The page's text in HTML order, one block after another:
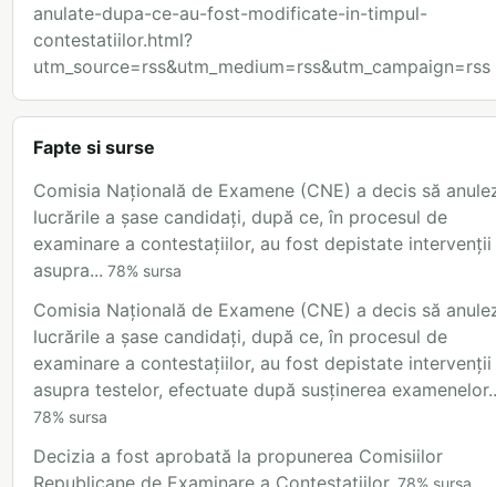
anulate-dupa-ce-au-fost-modificate-in-timpul-
contestatiilor.html?
utm_source=rss&utm_medium=rss&utm_campaign=rss
Fapte si surse
Comisia Națională de Examene (CNE) a decis să
lucrările a șase candidați, după ce, în procesul de
examinare a contestațiilor, au fost depistate intervenții
asupra... 78% sursa
Comisia Națională de Examene (CNE) a decis să
lucrările a șase candidați, după ce, în procesul de
examinare a contestațiilor, au fost depistate intervenții
asupra testelor, efectuate după susținerea
78% sursa
Decizia a fost aprobată la propunerea Comisiilor
78% sursa